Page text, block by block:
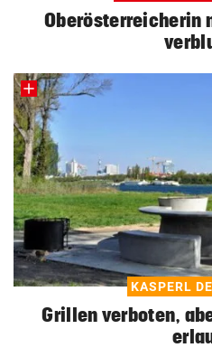
Oberösterreicherin
KASPERL
Grillen verboten,